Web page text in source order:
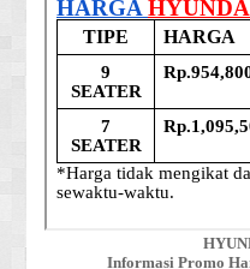
Informasi Promo